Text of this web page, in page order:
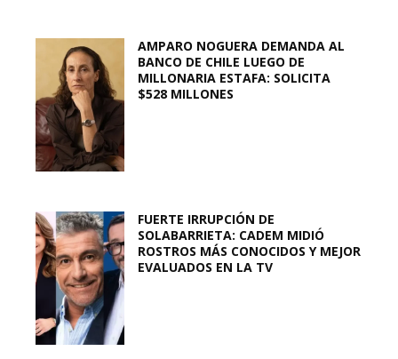
AMPARO NOGUERA DEMANDA AL
BANCO DE CHILE LUEGO DE
MILLONARIA ESTAFA: SOLICITA
$528 MILLONES
FUERTE IRRUPCIÓN DE
SOLABARRIETA: CADEM MIDIÓ
ROSTROS MÁS CONOCIDOS Y MEJOR
EVALUADOS EN LA TV